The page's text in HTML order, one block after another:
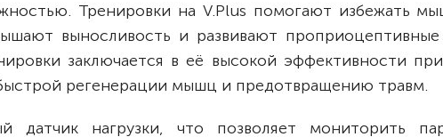
Тренировки на V.Plus помогают избежать
выносливость и развивают проприоцептивные
заключается в её высокой эффективности
регенерации мышц и предотвращению травм.
датчик нагрузки, что позволяет мониторить